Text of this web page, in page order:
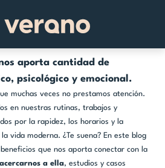
aporta cantidad de
psicológico y emocional .
muchas veces no prestamos atención.
en nuestras rutinas, trabajos y
por la rapidez, los horarios y la
vida moderna. ¿Te suena? En este blog
que nos aporta conectar con la
a ella, estudios y casos